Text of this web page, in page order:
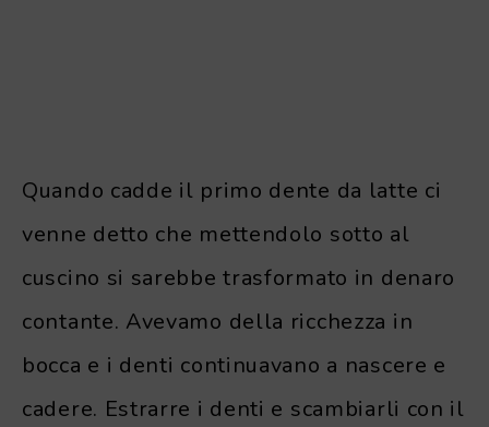
Quando cadde il primo dente da latte ci
venne detto che mettendolo sotto al
cuscino si sarebbe trasformato in denaro
contante. Avevamo della ricchezza in
bocca e i denti continuavano a nascere e
cadere. Estrarre i denti e scambiarli con il